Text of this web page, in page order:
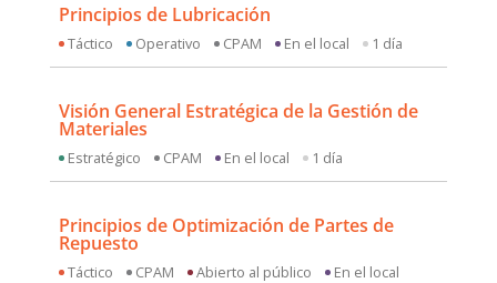
Principios de Lubricación
Táctico Operativo CPAM En el local 1 día
Visión General Estratégica de la Gestión de
Materiales
Estratégico CPAM En el local 1 día
Principios de Optimización de Partes de
Repuesto
Táctico CPAM Abierto al público
En el local